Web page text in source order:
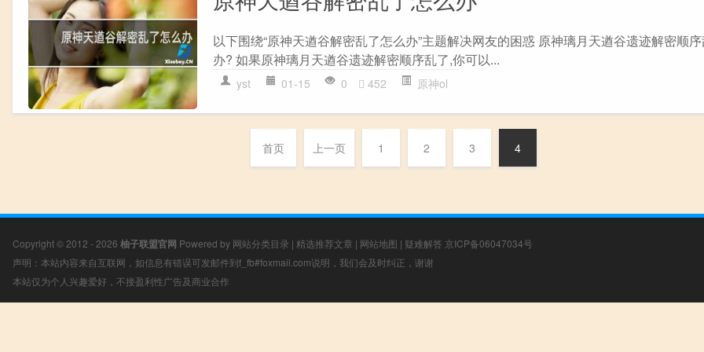
以下围绕“原神天遒谷解密乱了怎么办”主题解决网友的困惑 原神璃月天遒谷遗迹解密顺
办? 如果原神璃月天遒谷遗迹解密顺序乱了,你可以...
yst 01-15 0 452 原神ol
首页 上一页 1 2 3 4
Copyright © 2012 - 2026 柚子联盟官网 Powered by 网站分类目录 | 精选推荐文章 | 网站地图 | 疑难解答 京ICP备06047034号
声明：本站内容来自互联网，如信息有错误可发邮件到f_fb#foxmail.com说明，我们会及时纠正，谢谢
本站仅为个人兴趣爱好，不接盈利性广告及商业合作